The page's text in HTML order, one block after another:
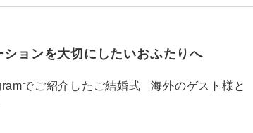
ョンを大切にしたいおふたりへ
でご紹介したご結婚式 海外のゲスト様と